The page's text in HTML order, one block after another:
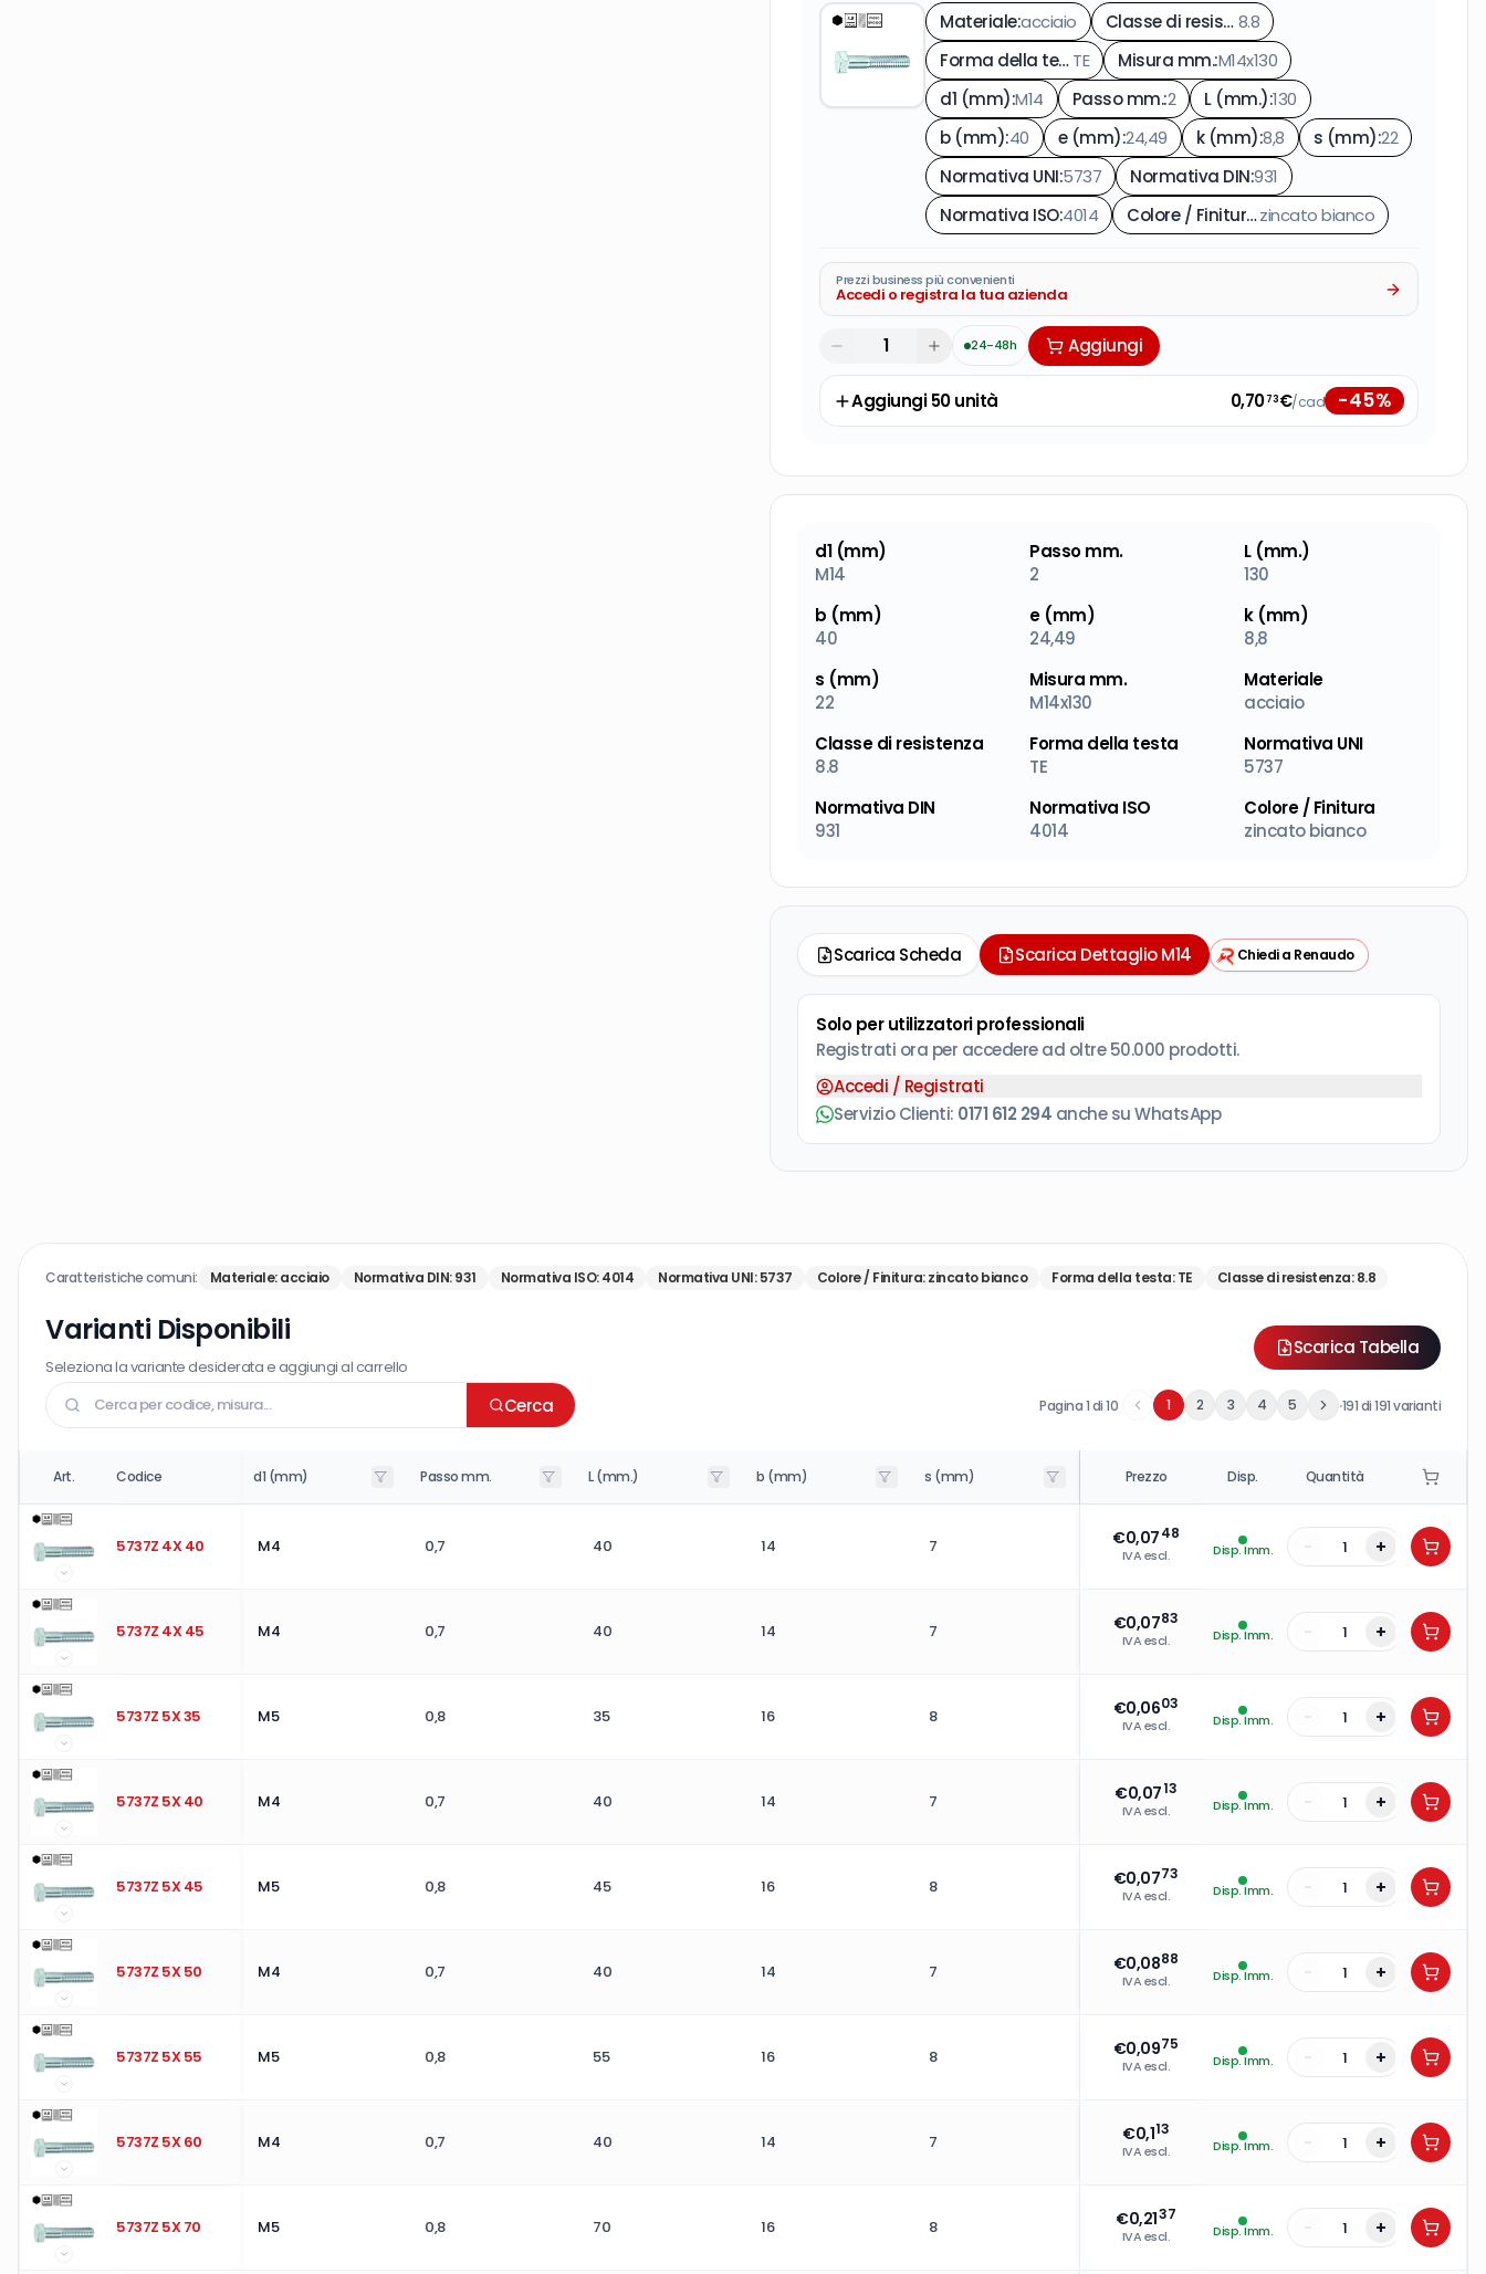
Materiale:acciaio Classe di resistenza :
8.8
Forma della testa
:
TE Misura mm.:M14x130
d1 (mm):M14 Passo mm.:2 L (mm.):130
b (mm):40 e (mm):24,49 k (mm):8,8 s (mm):22
Normativa UNI:5737 Normativa DIN:931
Normativa ISO:4014 Colore / Finitura:zincato bianco
Prezzi business più convenienti
Accedi o registra la tua azienda
24-48h Aggiungi
Aggiungi50unità 0,7073€/cad -45%
d1 (mm)
M14
Passo mm.
2
L (mm.)
130
b (mm)
40
e (mm)
24,49
k (mm)
8,8
s (mm)
22
Misura mm.
M14x130
Materiale
acciaio
Classe di resistenza
8.8
Forma della testa
TE
Normativa UNI
5737
Normativa DIN
931
Normativa ISO
4014
Colore / Finitura
zincato bianco
Scarica Scheda Scarica Dettaglio M14 Chiedi a Renaudo
Solo per utilizzatori professionali
Registrati ora per accedere ad oltre 50.000 prodotti.
Accedi / Registrati
Servizio Clienti: 0171 612 294 anche su WhatsApp
Caratteristiche comuni: Materiale:acciaio Normativa DIN:931 Normativa ISO:4014 Normativa UNI:5737 Colore / Finitura:zincato bianco Forma della testa:TE Classe di resistenza:8.8
Varianti Disponibili
Seleziona la variante desiderata e aggiungi al carrello
Scarica Tabella
Cerca Pagina1di10 1 2 3 4 5 ·191di191varianti
Art. Codice d1 (mm) Passo mm. L (mm.) b (mm) s (mm) Prezzo Disp. Quantità
5737Z 4X 40 M4 0,7 40 14 7 €0,0748
IVA escl.
Disp. Imm. - +
5737Z 4X 45 M4 0,7 40 14 7 €0,0783
IVA escl.
Disp. Imm. - +
5737Z 5X 35 M5 0,8 35 16 8 €0,0603
IVA escl.
Disp. Imm. - +
5737Z 5X 40 M4 0,7 40 14 7 €0,0713
IVA escl.
Disp. Imm. - +
5737Z 5X 45 M5 0,8 45 16 8 €0,0773
IVA escl.
Disp. Imm. - +
5737Z 5X 50 M4 0,7 40 14 7 €0,0888
IVA escl.
Disp. Imm. - +
5737Z 5X 55 M5 0,8 55 16 8 €0,0975
IVA escl.
Disp. Imm. - +
5737Z 5X 60 M4 0,7 40 14 7 €0,113
IVA escl.
Disp. Imm. - +
5737Z 5X 70 M5 0,8 70 16 8 €0,2137
IVA escl.
Disp. Imm. - +